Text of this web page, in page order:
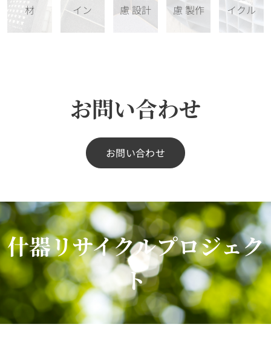
材
イン
慮 設計
慮 製作
イクル
お問い合わせ
お問い合わせ
什器リサイクルプロジェク
ト